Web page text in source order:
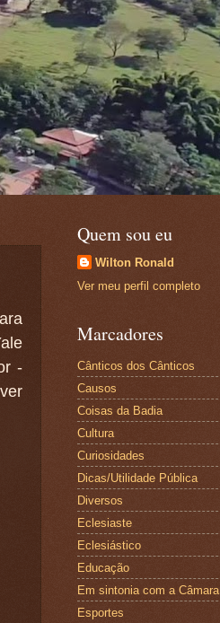
-
Quem sou eu
Wilton Ronald
Ver meu perfil completo
Marcadores
Cânticos dos Cânticos
Causos
Coisas da Badia
Cultura
Curiosidades
Dicas/Utilidade Pública
Diversos
Eclesiaste
Eclesiástico
Educação
Em sintonia com a Câmara
Esportes